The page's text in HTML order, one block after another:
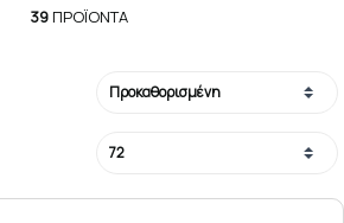
39ΠΡΟΪΌΝΤΑ